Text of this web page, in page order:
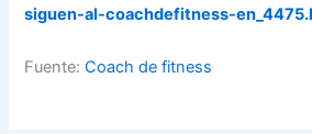
siguen-al-coachdefitness-
Fuente:Coach de fitness